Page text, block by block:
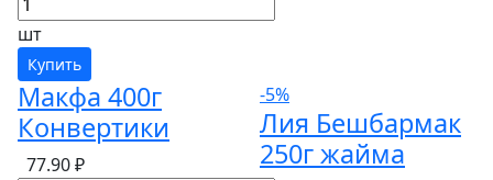
шт
Купить
Макфа 400г
Конвертики
77.90 ₽
-5%
Лия Бешбармак
250г жайма